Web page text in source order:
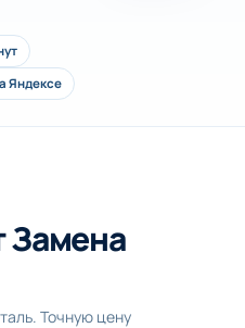
Яндексе
Замена
Точную цену